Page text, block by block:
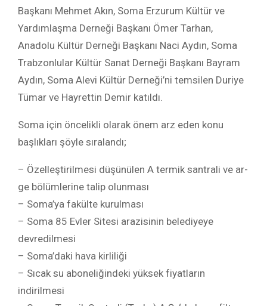
Başkanı Mehmet Akın, Soma Erzurum Kültür ve
Yardımlaşma Derneği Başkanı Ömer Tarhan,
Anadolu Kültür Derneği Başkanı Naci Aydın, Soma
Trabzonlular Kültür Sanat Derneği Başkanı Bayram
Aydın, Soma Alevi Kültür Derneği’ni temsilen Duriye
Tümar ve Hayrettin Demir katıldı.
Soma için öncelikli olarak önem arz eden konu
başlıkları şöyle sıralandı;
– Özelleştirilmesi düşünülen A termik santrali ve ar-
ge bölümlerine talip olunması
– Soma’ya fakülte kurulması
– Soma 85 Evler Sitesi arazisinin belediyeye
devredilmesi
– Soma’daki hava kirliliği
– Sıcak su aboneliğindeki yüksek fiyatların
indirilmesi